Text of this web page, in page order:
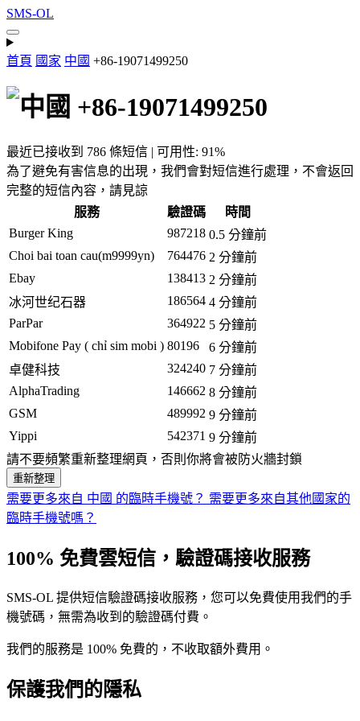
SMS-OL
首頁 國家 中國 +86-19071499250
+86-19071499250
最近已接收到 786 條短信 | 可用性: 91%
為了避免有害信息的出現，我們會對短信進行處理，不會返回
完整的短信內容，請見諒
服務
驗證碼
時間
Burger King
987218 0.5 分鐘前
Choi bai toan cau(m9999yn)
764476 2 分鐘前
Ebay
138413 2 分鐘前
冰河世纪石器
186564 4 分鐘前
ParPar
364922 5 分鐘前
Mobifone Pay ( chỉ sim mobi ) 80196
6 分鐘前
卓健科技
324240 7 分鐘前
AlphaTrading
146662 8 分鐘前
GSM
489992 9 分鐘前
Yippi
542371 9 分鐘前
請不要頻繁重新整理網頁，否則你將會被防火牆封鎖
重新整理
需要更多來自 中國 的臨時手機號？ 需要更多來自其他國家的
臨時手機號嗎？
100% 免費雲短信，驗證碼接收服務
SMS-OL 提供短信驗證碼接收服務，您可以免費使用我們的手
機號碼，無需為收到的驗證碼付費。
我們的服務是 100% 免費的，不收取額外費用。
保護我們的隱私